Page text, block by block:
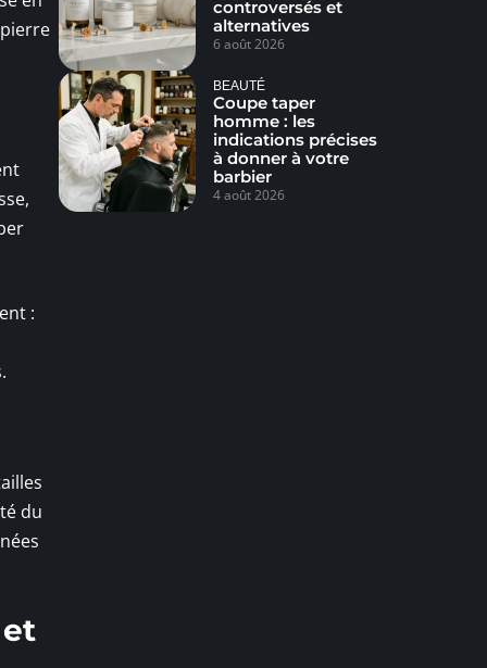
:
du
controversés et
alternatives
6 août 2026
BEAUTÉ
Coupe taper
homme : les
indications précises
à donner à votre
barbier
4 août 2026